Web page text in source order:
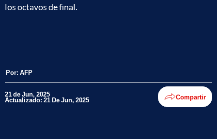
los octavos de final.
Por: AFP
21 de Jun, 2025
Actualizado: 21 De Jun, 2025 Compartir